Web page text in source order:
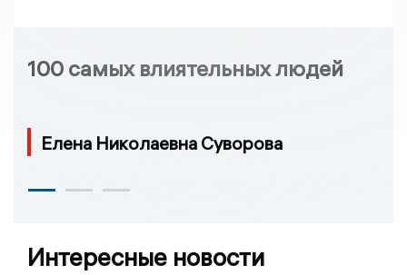
100 самых влиятельных людей
Елена Николаевна Суворова
Интересные новости